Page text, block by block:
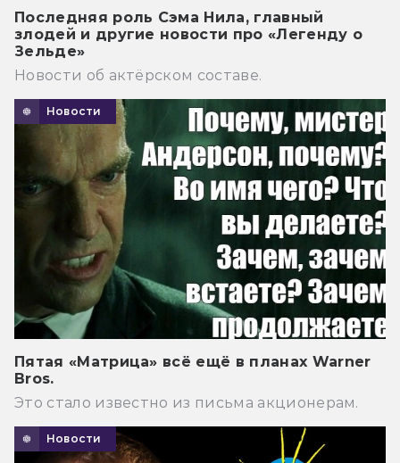
Последняя роль Сэма Нила, главный
злодей и другие новости про «Легенду о
Зельде»
Новости об актёрском составе.
Новости
Пятая «Матрица» всё ещё в планах Warner
Bros.
Это стало известно из письма акционерам.
Новости